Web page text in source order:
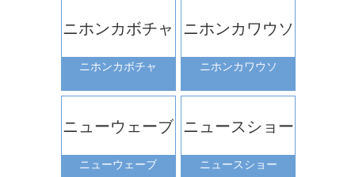
ニホンカボチャ
ニホンカボチャ
ニホンカワウソ
ニホンカワウソ
ニューウェーブ
ニューウェーブ
ニュースショー
ニュースショー